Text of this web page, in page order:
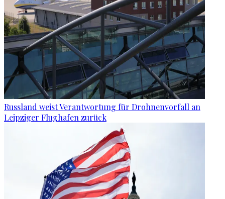
Russland weist Verantwortung für Drohnenvorfall an
Leipziger Flughafen zurück